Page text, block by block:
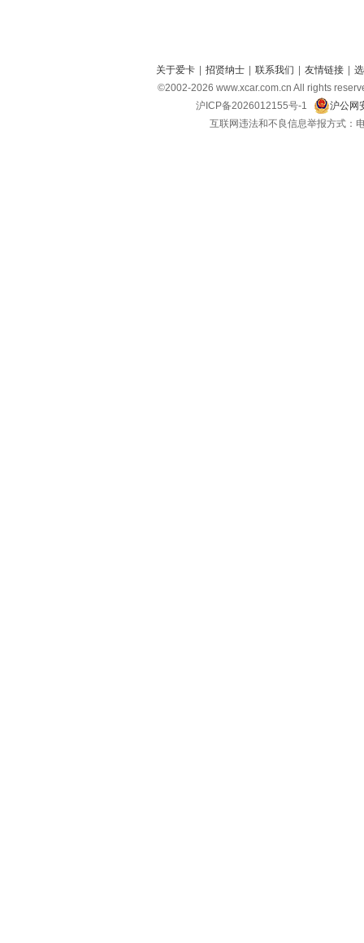
关于爱卡 招贤纳士 联系我们 友情链接
©2002-2026 www.xcar.com.cn All rights
沪ICP备2026012155号-1
沪公网
互联网违法和不良信息举报方式：